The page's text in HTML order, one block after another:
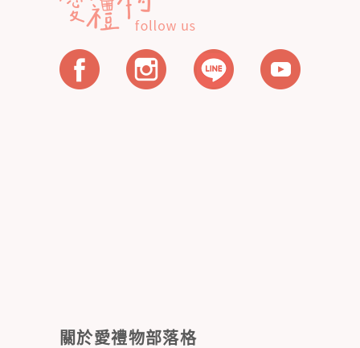
關於愛禮物部落格